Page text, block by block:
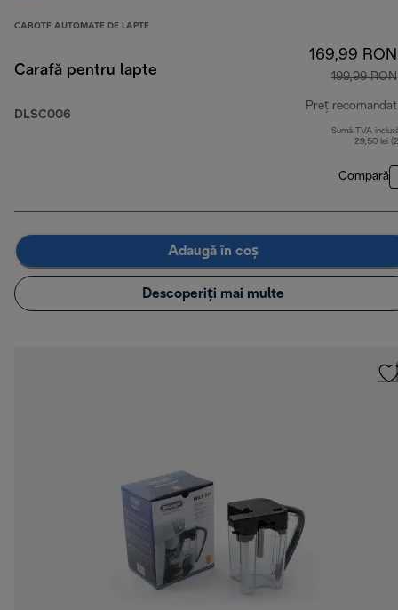
CAROTE AUTOMATE DE LAPTE
Carafă pentru lapte
DLSC006
169,99 RON
199,99 RON
Preț recomandat
Sumă TVA
29,50 lei
Compară
Adaugă în coș
Descoperiți mai multe